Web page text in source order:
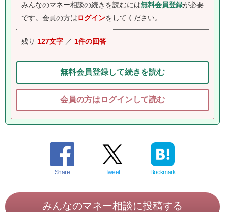
みんなのマネー相談の続きを読むには無料会員登録が必要
です。 会員の方はログインをしてください。
残り 127文字 ／ 1件の回答
無料会員登録して続きを読む
会員の方はログインして読む
Share Tweet Bookmark
みんなのマネー相談に投稿する